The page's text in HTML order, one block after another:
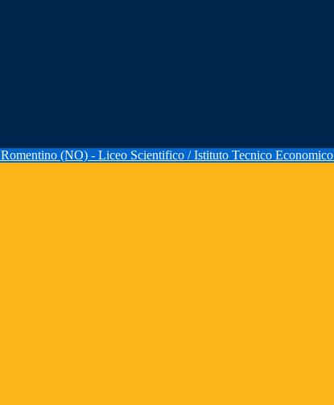
Romentino (NO) - Liceo Scientifico / Istituto Tecnico Economico